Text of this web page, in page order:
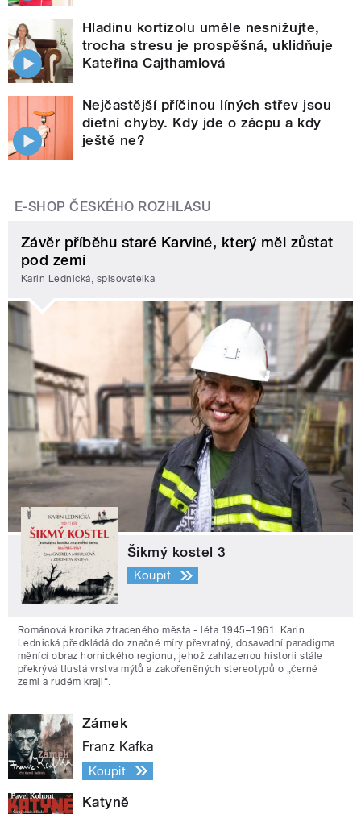
Hladinu kortizolu uměle nesnižujte,
trocha stresu je prospěšná, uklidňuje
Kateřina Cajthamlová
Nejčastější příčinou líných střev jsou
dietní chyby. Kdy jde o zácpu a kdy
ještě ne?
E-SHOP ČESKÉHO ROZHLASU
Závěr příběhu staré Karviné, který měl zůstat
pod zemí
Karin Lednická, spisovatelka
Šikmý kostel 3
Koupit
Románová kronika ztraceného města - léta 1945–1961. Karin
Lednická předkládá do značné míry převratný, dosavadní paradigma
měnící obraz hornického regionu, jehož zahlazenou historii stále
překrývá tlustá vrstva mýtů a zakořeněných stereotypů o „černé
zemi a rudém kraji“.
Zámek
Franz Kafka
Koupit
Katyně